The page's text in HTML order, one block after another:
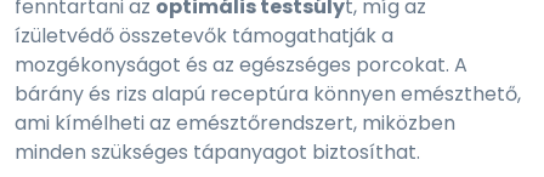
fenntartani az optimális testsúlyt, míg az
ízületvédő összetevők támogathatják a
mozgékonyságot és az egészséges porcokat. A
bárány és rizs alapú receptúra könnyen emészthető,
ami kímélheti az emésztőrendszert, miközben
minden szükséges tápanyagot biztosíthat.